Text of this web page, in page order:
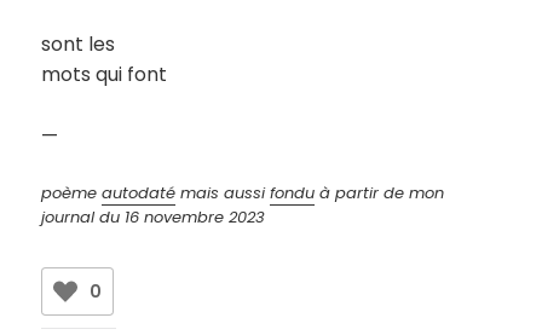
sont les
mots qui font
—
poèmeautodaté mais aussifondu à partir de mon
journaldu 16 novembre 2023
0